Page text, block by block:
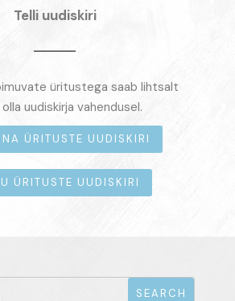
Telli uudiskiri
üritustega saab lihtsalt
uudiskirja vahendusel.
ÜRITUSTE UUDISKIRI
ÜRITUSTE UUDISKIRI